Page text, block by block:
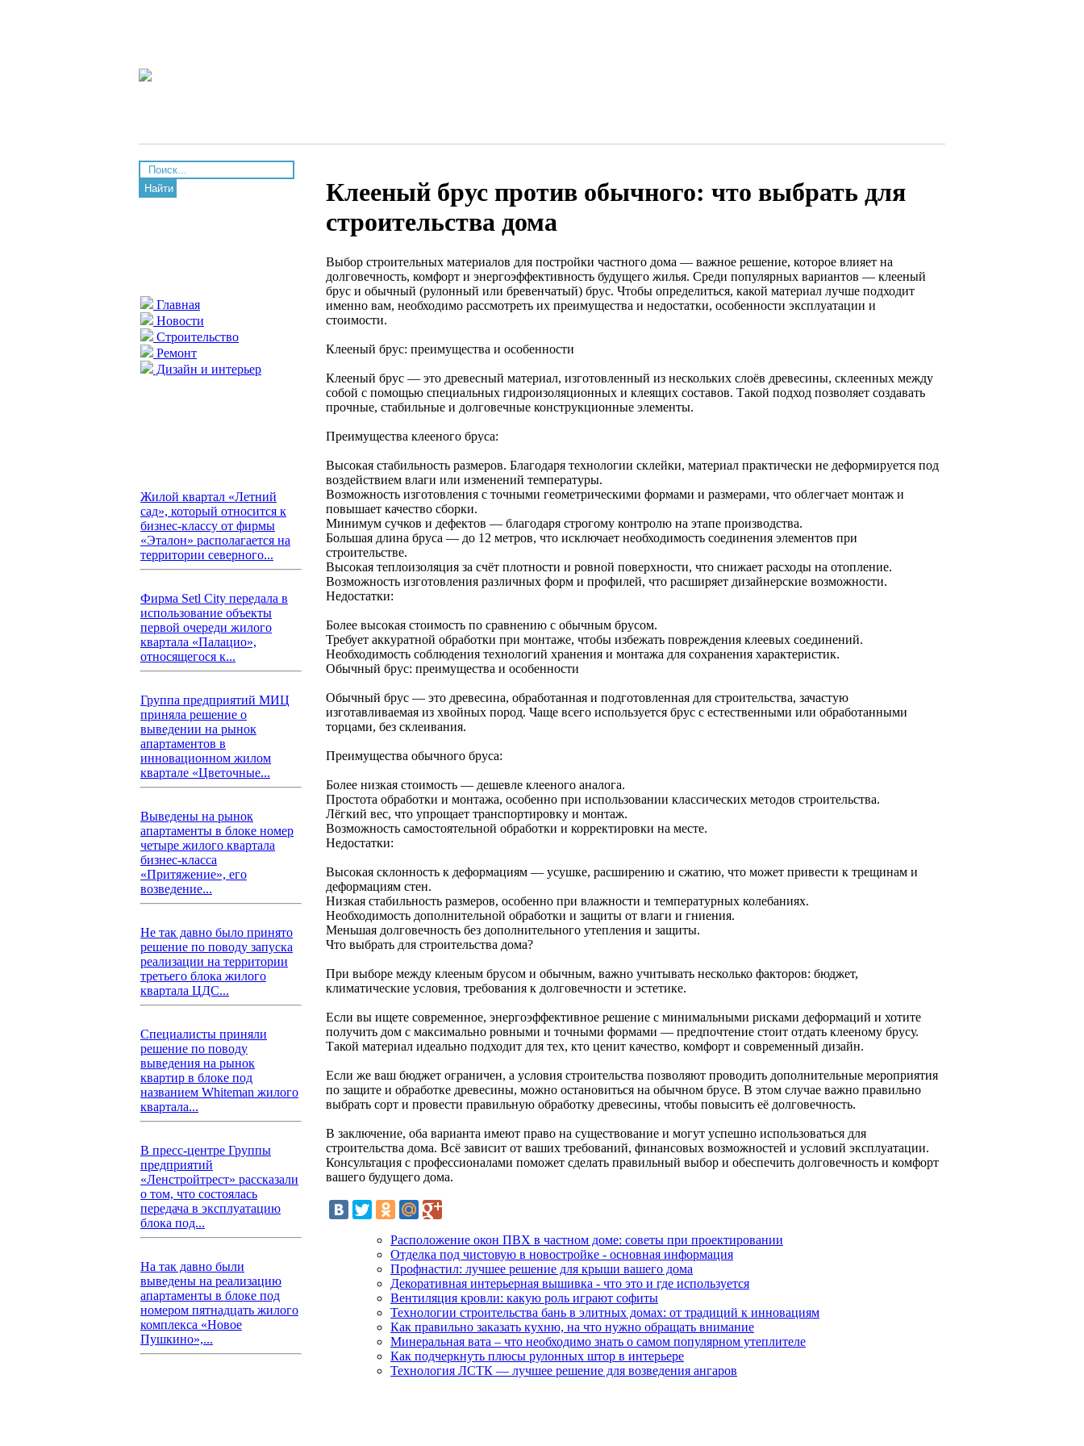
Найти
Главная
Новости
Строительство
Ремонт
Дизайн и интерьер
Жилой квартал «Летний
сад», который относится к
бизнес-классу от фирмы
«Эталон» располагается на
территории северного...
Фирма Setl City передала в
использование объекты
первой очереди жилого
квартала «Палацио»,
относящегося к...
Группа предприятий МИЦ
приняла решение о
выведении на рынок
апартаментов в
инновационном жилом
квартале «Цветочные...
Выведены на рынок
апартаменты в блоке номер
четыре жилого квартала
бизнес-класса
«Притяжение», его
возведение...
Не так давно было принято
решение по поводу запуска
реализации на территории
третьего блока жилого
квартала ЦДС...
Специалисты приняли
решение по поводу
выведения на рынок
квартир в блоке под
названием Whiteman жилого
квартала...
В пресс-центре Группы
предприятий
«Ленстройтрест» рассказали
о том, что состоялась
передача в эксплуатацию
блока под...
На так давно были
выведены на реализацию
апартаменты в блоке под
номером пятнадцать жилого
комплекса «Новое
Пушкино»,...
Клееный брус против обычного: что выбрать для
строительства дома
Выбор строительных материалов для постройки частного дома — важное решение, которое влияет на
долговечность, комфорт и энергоэффективность будущего жилья. Среди популярных вариантов — клееный
брус и обычный (рулонный или бревенчатый) брус. Чтобы определиться, какой материал лучше подходит
именно вам, необходимо рассмотреть их преимущества и недостатки, особенности эксплуатации и
стоимости.
Клееный брус: преимущества и особенности
Клееный брус — это древесный материал, изготовленный из нескольких слоёв древесины, склеенных между
собой с помощью специальных гидроизоляционных и клеящих составов. Такой подход позволяет создавать
прочные, стабильные и долговечные конструкционные элементы.
Преимущества клееного бруса:
Высокая стабильность размеров. Благодаря технологии склейки, материал практически не деформируется под
воздействием влаги или изменений температуры.
Возможность изготовления с точными геометрическими формами и размерами, что облегчает монтаж и
повышает качество сборки.
Минимум сучков и дефектов — благодаря строгому контролю на этапе производства.
Большая длина бруса — до 12 метров, что исключает необходимость соединения элементов при
строительстве.
Высокая теплоизоляция за счёт плотности и ровной поверхности, что снижает расходы на отопление.
Возможность изготовления различных форм и профилей, что расширяет дизайнерские возможности.
Недостатки:
Более высокая стоимость по сравнению с обычным брусом.
Требует аккуратной обработки при монтаже, чтобы избежать повреждения клеевых соединений.
Необходимость соблюдения технологий хранения и монтажа для сохранения характеристик.
Обычный брус: преимущества и особенности
Обычный брус — это древесина, обработанная и подготовленная для строительства, зачастую
изготавливаемая из хвойных пород. Чаще всего используется брус с естественными или обработанными
торцами, без склеивания.
Преимущества обычного бруса:
Более низкая стоимость — дешевле клееного аналога.
Простота обработки и монтажа, особенно при использовании классических методов строительства.
Лёгкий вес, что упрощает транспортировку и монтаж.
Возможность самостоятельной обработки и корректировки на месте.
Недостатки:
Высокая склонность к деформациям — усушке, расширению и сжатию, что может привести к трещинам и
деформациям стен.
Низкая стабильность размеров, особенно при влажности и температурных колебаниях.
Необходимость дополнительной обработки и защиты от влаги и гниения.
Меньшая долговечность без дополнительного утепления и защиты.
Что выбрать для строительства дома?
При выборе между клееным брусом и обычным, важно учитывать несколько факторов: бюджет,
климатические условия, требования к долговечности и эстетике.
Если вы ищете современное, энергоэффективное решение с минимальными рисками деформаций и хотите
получить дом с максимально ровными и точными формами — предпочтение стоит отдать клееному брусу.
Такой материал идеально подходит для тех, кто ценит качество, комфорт и современный дизайн.
Если же ваш бюджет ограничен, а условия строительства позволяют проводить дополнительные мероприятия
по защите и обработке древесины, можно остановиться на обычном брусе. В этом случае важно правильно
выбрать сорт и провести правильную обработку древесины, чтобы повысить её долговечность.
В заключение, оба варианта имеют право на существование и могут успешно использоваться для
строительства дома. Всё зависит от ваших требований, финансовых возможностей и условий эксплуатации.
Консультация с профессионалами поможет сделать правильный выбор и обеспечить долговечность и комфорт
вашего будущего дома.
Расположение окон ПВХ в частном доме: советы при проектировании
Отделка под чистовую в новостройке - основная информация
Профнастил: лучшее решение для крыши вашего дома
Декоративная интерьерная вышивка - что это и где используется
Вентиляция кровли: какую роль играют софиты
Технологии строительства бань в элитных домах: от традиций к инновациям
Как правильно заказать кухню, на что нужно обращать внимание
Минеральная вата – что необходимо знать о самом популярном утеплителе
Как подчеркнуть плюсы рулонных штор в интерьере
Технология ЛСТК — лучшее решение для возведения ангаров